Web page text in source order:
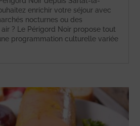
enrichir votre séjour avec
nocturnes ou des
? Le Périgord Noir propose tout
programmation culturelle variée